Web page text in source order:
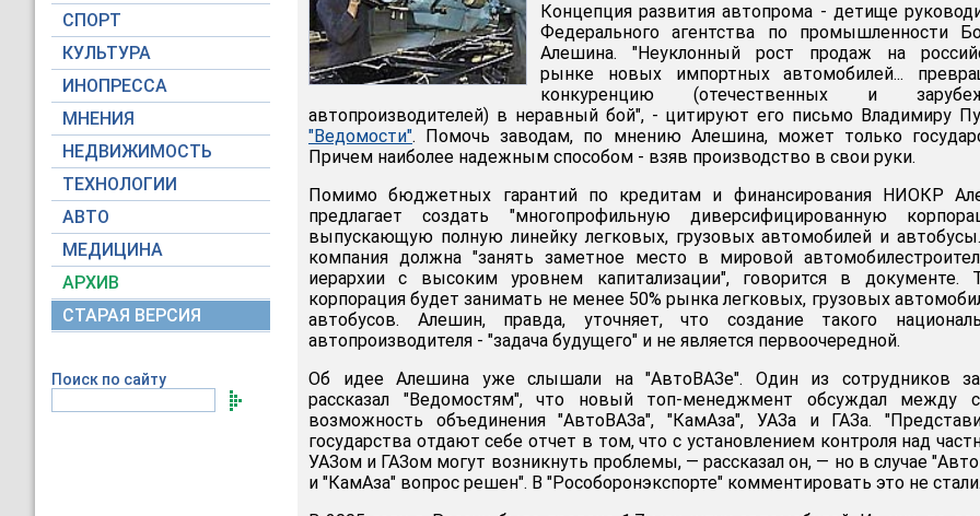
СПОРТ
КУЛЬТУРА
ИНОПРЕССА
МНЕНИЯ
НЕДВИЖИМОСТЬ
ТЕХНОЛОГИИ
АВТО
МЕДИЦИНА
АРХИВ
СТАРАЯ ВЕРСИЯ
Поиск по сайту
Концепция развития автопрома - детище
Федерального агентства по промышленности
Алешина. "Неуклонный рост продаж на
рынке новых импортных автомобилей...
конкуренцию (отечественных и
автопроизводителей) в неравный бой", - цитируют его письмо Владимиру
"Ведомости". Помочь заводам, по мнению Алешина, может только
Причем наиболее надежным способом - взяв производство в свои руки.
Помимо бюджетных гарантий по кредитам и финансирования НИОКР
предлагает создать "многопрофильную диверсифицированную
выпускающую полную линейку легковых, грузовых автомобилей и
компания должна "занять заметное место в мировой
иерархии с высоким уровнем капитализации", говорится в документе.
корпорация будет занимать не менее 50% рынка легковых, грузовых
автобусов. Алешин, правда, уточняет, что создание такого
автопроизводителя - "задача будущего" и не является первоочередной.
Об идее Алешина уже слышали на "АвтоВАЗе". Один из сотрудников
рассказал "Ведомостям", что новый топ-менеджмент обсуждал между
возможность объединения "АвтоВАЗа", "КамАза", УАЗа и ГАЗа.
государства отдают себе отчет в том, что с установлением контроля над
УАЗом и ГАЗом могут возникнуть проблемы, — рассказал он, — но в случае
и "КамАза" вопрос решен". В "Рособоронэкспорте" комментировать это не стали.